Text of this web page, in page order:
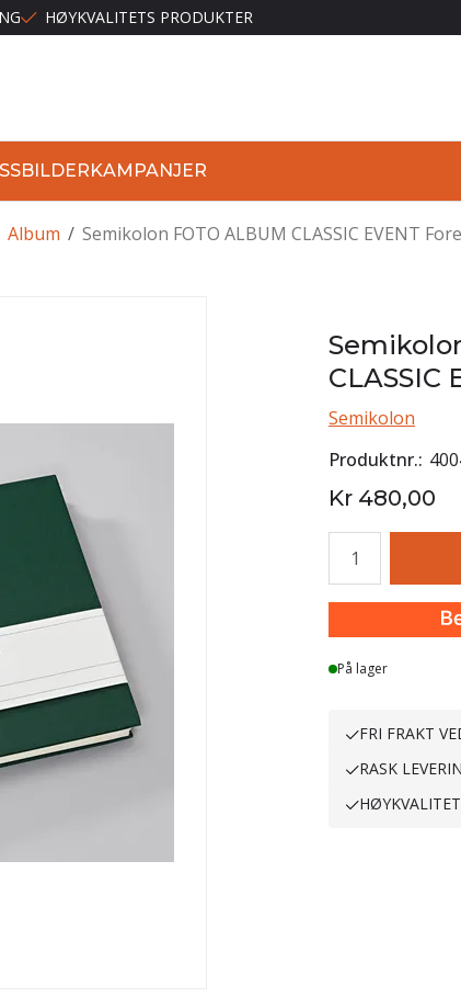
HØYKVALITETS PRODUKTER
KAMPANJER
/
Album Semikolon FOTO ALBUM CLASSIC EVENT
CLASSIC
Semikolon
Produktnr.
Kr 480,00
På lager
FRI FRAKT
RASK